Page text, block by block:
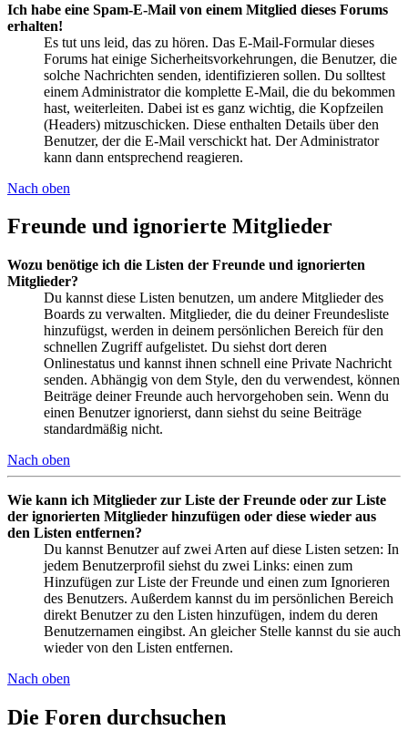
Ich habe eine Spam-E-Mail von einem Mitglied dieses Forums
erhalten!
Es tut uns leid, das zu hören. Das E-Mail-Formular dieses
Forums hat einige Sicherheitsvorkehrungen, die Benutzer, die
solche Nachrichten senden, identifizieren sollen. Du solltest
einem Administrator die komplette E-Mail, die du bekommen
hast, weiterleiten. Dabei ist es ganz wichtig, die Kopfzeilen
(Headers) mitzuschicken. Diese enthalten Details über den
Benutzer, der die E-Mail verschickt hat. Der Administrator
kann dann entsprechend reagieren.
Nach oben
Freunde und ignorierte Mitglieder
Wozu benötige ich die Listen der Freunde und ignorierten
Mitglieder?
Du kannst diese Listen benutzen, um andere Mitglieder des
Boards zu verwalten. Mitglieder, die du deiner Freundesliste
hinzufügst, werden in deinem persönlichen Bereich für den
schnellen Zugriff aufgelistet. Du siehst dort deren
Onlinestatus und kannst ihnen schnell eine Private Nachricht
senden. Abhängig von dem Style, den du verwendest, können
Beiträge deiner Freunde auch hervorgehoben sein. Wenn du
einen Benutzer ignorierst, dann siehst du seine Beiträge
standardmäßig nicht.
Nach oben
Wie kann ich Mitglieder zur Liste der Freunde oder zur Liste
der ignorierten Mitglieder hinzufügen oder diese wieder aus
den Listen entfernen?
Du kannst Benutzer auf zwei Arten auf diese Listen setzen: In
jedem Benutzerprofil siehst du zwei Links: einen zum
Hinzufügen zur Liste der Freunde und einen zum Ignorieren
des Benutzers. Außerdem kannst du im persönlichen Bereich
direkt Benutzer zu den Listen hinzufügen, indem du deren
Benutzernamen eingibst. An gleicher Stelle kannst du sie auch
wieder von den Listen entfernen.
Nach oben
Die Foren durchsuchen